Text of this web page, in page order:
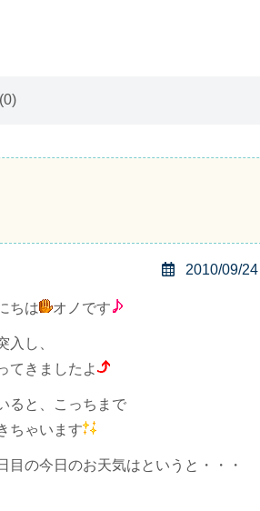
(0)
2010/09/24
ちは オノです
入し、
てきましたよ
ると、こっちまで
ちゃいます
目の今日のお天気はというと・・・